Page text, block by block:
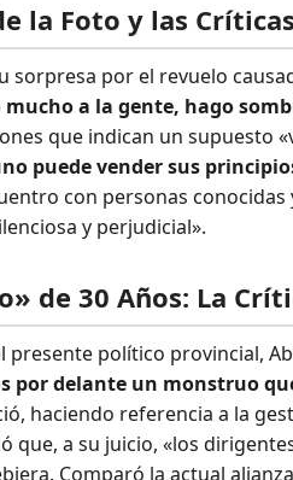
la Foto y las Críticas
sorpresa por el revuelo
a la gente, hago
que indican un supuesto
puede vender sus
con personas
y perjudicial».
de 30 Años: La
presente político provincial,
por delante un monstruo
haciendo referencia a la
que, a su juicio, «los
Comparó la actual